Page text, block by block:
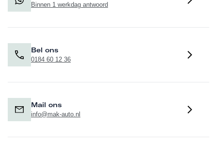
Binnen 1 werkdag antwoord
Bel ons
0184 60 12 36
Mail ons
info@mak-auto.nl